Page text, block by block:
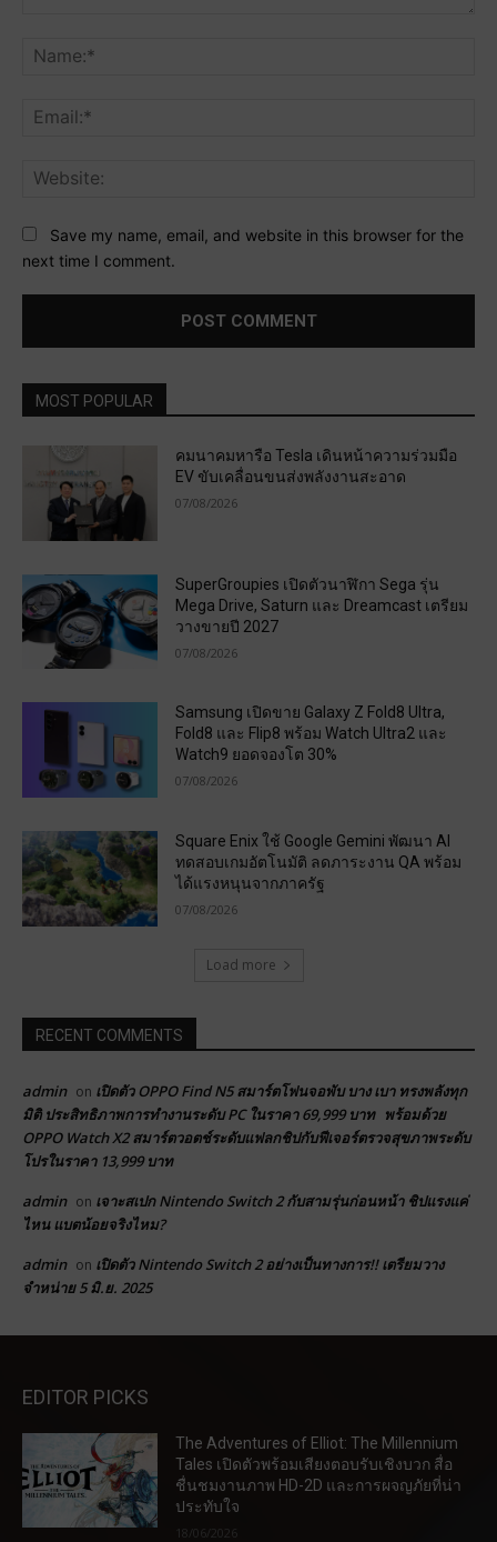
Save my name, email, and website in this browser for the
next time I comment.
MOST POPULAR
คมนาคมหารือ Tesla เดินหน้าความร่วมมือ
EV ขับเคลื่อนขนส่งพลังงานสะอาด
07/08/2026
SuperGroupies เปิดตัวนาฬิกา Sega รุ่น
Mega Drive, Saturn และ Dreamcast เตรียม
วางขายปี 2027
07/08/2026
Samsung เปิดขาย Galaxy Z Fold8 Ultra,
Fold8 และ Flip8 พร้อม Watch Ultra2 และ
Watch9 ยอดจองโต 30%
07/08/2026
Square Enix ใช้ Google Gemini พัฒนา AI
ทดสอบเกมอัตโนมัติ ลดภาระงาน QA พร้อม
ได้แรงหนุนจากภาครัฐ
07/08/2026
Load more
RECENT COMMENTS
admin on เปิดตัว OPPO Find N5 สมาร์ตโฟนจอพับ บาง เบา ทรงพลังทุก
มิติ ประสิทธิภาพการทำงานระดับ PC ในราคา 69,999 บาท พร้อมด้วย
OPPO Watch X2 สมาร์ตวอตช์ระดับแฟลกชิปกับฟีเจอร์ตรวจสุขภาพระดับ
โปรในราคา 13,999 บาท
admin on เจาะสเปก Nintendo Switch 2 กับสามรุ่นก่อนหน้า ชิปแรงแค่
ไหน แบตน้อยจริงไหม?
admin on เปิดตัว Nintendo Switch 2 อย่างเป็นทางการ!! เตรียมวาง
จำหน่าย 5 มิ.ย. 2025
EDITOR PICKS
The Adventures of Elliot: The Millennium
Tales เปิดตัวพร้อมเสียงตอบรับเชิงบวก สื่อ
ชื่นชมงานภาพ HD-2D และการผจญภัยที่น่า
ประทับใจ
18/06/2026